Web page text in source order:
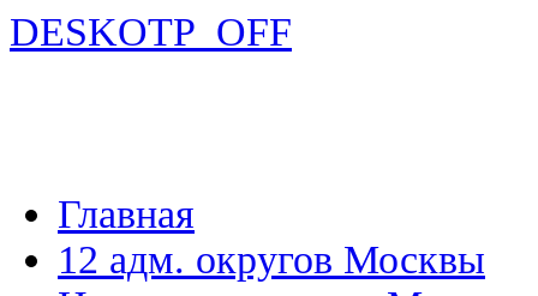
DESKOTP_OFF
Главная
12 адм. округов Москвы